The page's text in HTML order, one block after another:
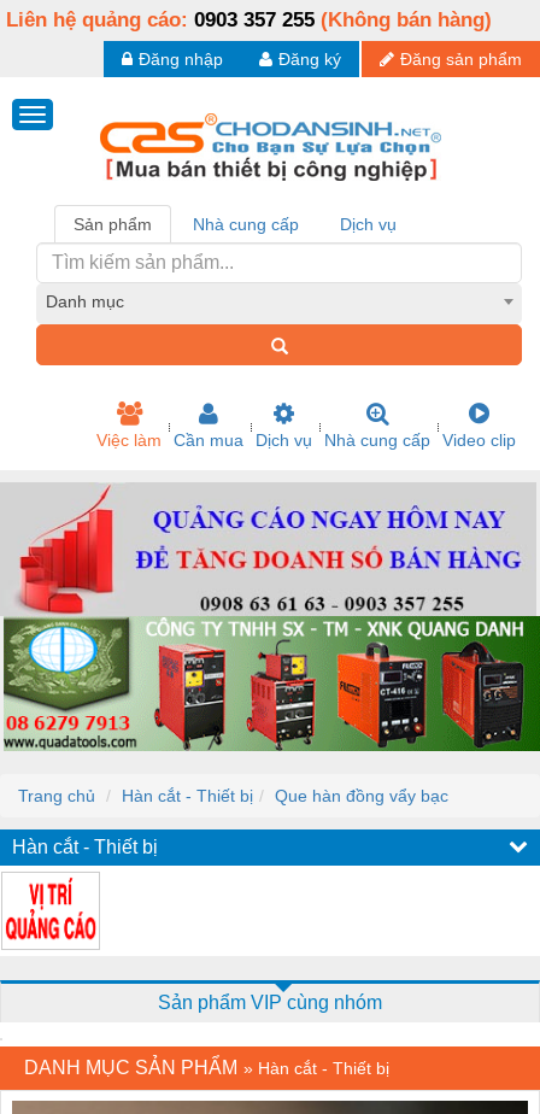
Liên hệ quảng cáo: 0903 357 255 (Không bán hàng)
Đăng sản phẩm
Đăng ký
Đăng nhập
Sản phẩm Nhà cung cấp Dịch vụ
Danh mục
Việc làm Cần mua Dịch vụ Nhà cung cấp Video clip
Trang chủ Hàn cắt - Thiết bị Que hàn đồng vẩy bạc
Hàn cắt - Thiết bị
Sản phẩm VIP cùng nhóm
DANH MỤC SẢN PHẨM » Hàn cắt - Thiết bị